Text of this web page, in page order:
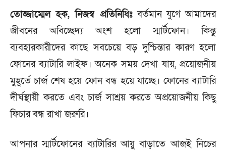
তোজ্জাম্মেল হক, নিজস্ব প্রতিনিধিঃবর্তমান যুগে আমাদের
জীবনের অবিচ্ছেদ্য অংশ হলো স্মার্টফোন। কিন্তু
ব্যবহারকারীদের কাছে সবচেয়ে বড় দুশ্চিন্তার কারণ হলো
ফোনের ব্যাটারি লাইফ। অনেক সময় দেখা যায়, প্রয়োজনীয়
মুহূর্তে চার্জ শেষ হয়ে ফোন বন্ধ হয়ে যাচ্ছে। ফোনের ব্যাটারি
দীর্ঘস্থায়ী করতে এবং চার্জ সাশ্রয় করতে অপ্রয়োজনীয় কিছু
ফিচার বন্ধ রাখা জরুরি।
আপনার স্মার্টফোনের ব্যাটারির আয়ু বাড়াতে আজই নিচের